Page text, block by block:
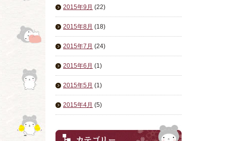
2015年9月 (22)
2015年8月 (18)
2015年7月 (24)
2015年6月 (1)
2015年5月 (1)
2015年4月 (5)